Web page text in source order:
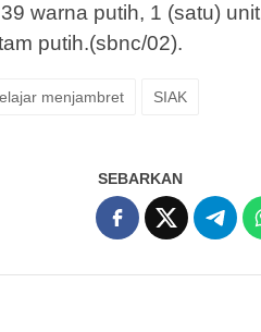
warna putih, 1 (satu) unit
putih.(sbnc/02).
menjambret SIAK
SEBARKAN